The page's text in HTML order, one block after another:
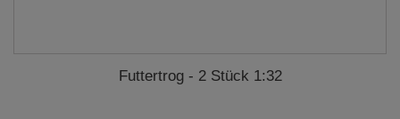
Futtertrog - 2 Stück 1:32